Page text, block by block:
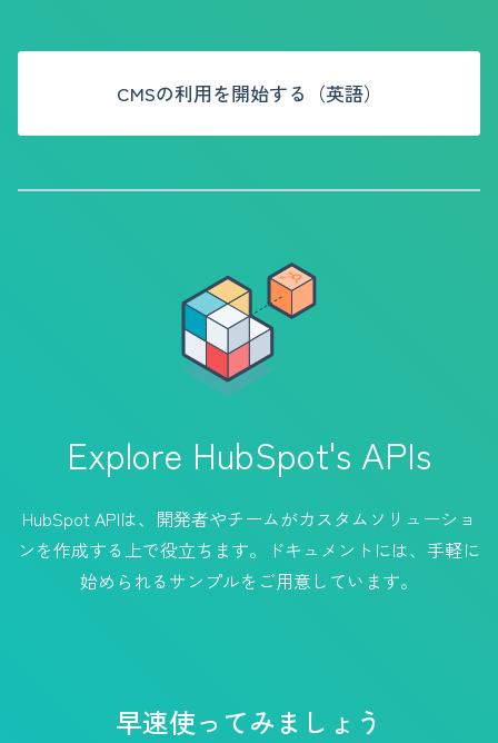
CMSの利用を開始する（英語）
Explore HubSpot's APIs
HubSpot APIは、開発者やチームがカスタムソリューショ
ンを作成する上で役立ちます。ドキュメントには、手軽に
始められるサンプルをご用意しています。
早速使ってみましょう